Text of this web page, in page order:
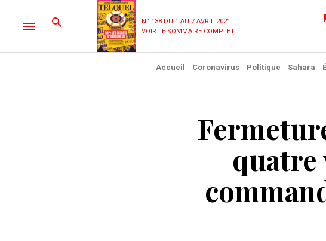
N° 138 DU 1 AU 7 AVRIL 2021
VOIR LE SOMMAIRE COMPLET
Accueil Coronavirus Politique Sahara
quatre